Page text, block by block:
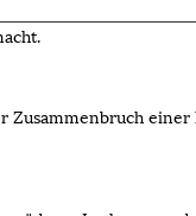
Zusammenbruch